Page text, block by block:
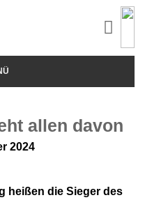
allen davon
2024
heißen die Sieger des